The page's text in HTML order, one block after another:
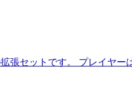
張セットです。 プレイヤ